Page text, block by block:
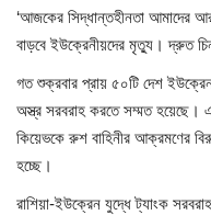
‘আজকের সিদ্ধান্তহীনতা আমাদের
বাড়বে ইউক্রেনীয়দের মৃত্যু। দ্রুত
গত শুক্রবার প্রায় ৫০টি দেশ
অস্ত্র সরবরাহ করতে সম্মত হয়েছে।
কিয়েভকে রুশ বাহিনীর আক্রমণের
হচ্ছে।
রাশিয়া-ইউক্রেন যুদ্ধে ট্যাংক